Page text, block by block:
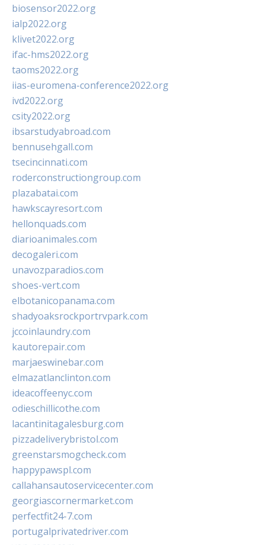
biosensor2022.org
ialp2022.org
klivet2022.org
ifac-hms2022.org
taoms2022.org
iias-euromena-conference2022.org
ivd2022.org
csity2022.org
ibsarstudyabroad.com
bennusehgall.com
tsecincinnati.com
roderconstructiongroup.com
plazabatai.com
hawkscayresort.com
hellonquads.com
diarioanimales.com
decogaleri.com
unavozparadios.com
shoes-vert.com
elbotanicopanama.com
shadyoaksrockportrvpark.com
jccoinlaundry.com
kautorepair.com
marjaeswinebar.com
elmazatlanclinton.com
ideacoffeenyc.com
odieschillicothe.com
lacantinitagalesburg.com
pizzadeliverybristol.com
greenstarsmogcheck.com
happypawspl.com
callahansautoservicecenter.com
georgiascornermarket.com
perfectfit24-7.com
portugalprivatedriver.com